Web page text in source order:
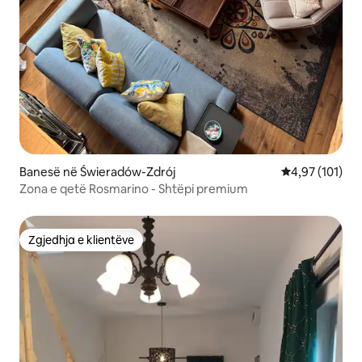
Banesë në Świeradów-Zdrój Vlerësimi
4,97 (101)
Zona e qetë Rosmarino - Shtëpi premium
Zgjedhja e klientëve
Zgjedhja e klientëve